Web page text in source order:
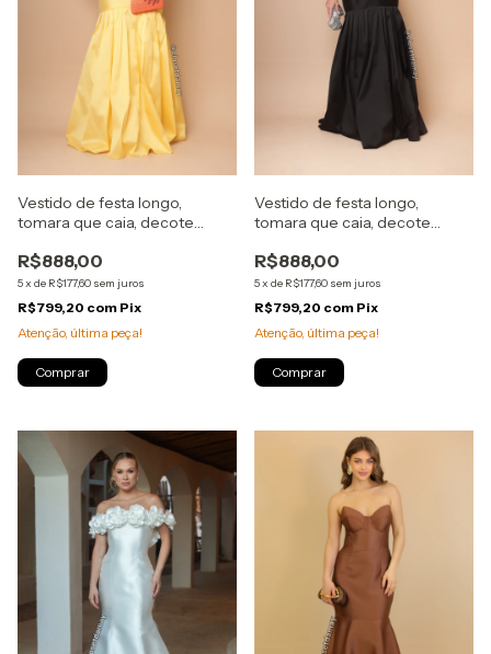
Vestido de festa longo,
tomara que caia, decote
- Amarelo
R$888,00
5x de R$177,60 sem juros
R$799,20 com Pix
Atenção, última peça!
Comprar
Vestido de festa longo,
tomara que caia, decote
- Preto
R$888,00
5x de R$177,60 sem juros
R$799,20 com Pix
Atenção, última peça!
Comprar